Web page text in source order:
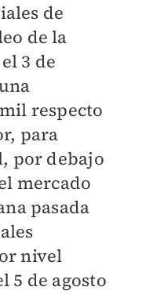
de
de la
3 de
respecto
para
por debajo
mercado
pasada
nivel
5 de agosto